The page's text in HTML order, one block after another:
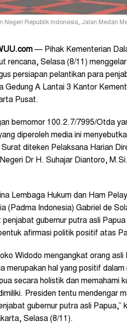
Negeri Republik Indonesia, Jalan Medan
— Pihak Kementerian
rencana, Selasa (8/11)
persiapan pelantikan para
Gedung A Lantai 3 Kantor
Pusat.
bernomor 100.2.7/7995/Otda
diperoleh media ini
diteken Pelaksana Harian
Dr H. Suhajar Diantoro,
Lembaga Hukum dan Ham
(Padma Indonesia) Gabriel de
gubernur putra asli
afirmasi politik positif atas
Widodo mengangkat orang
merupakan hal yang positif
secara holistik dan memahami
Presiden tentu mendengar
gubernur putra asli
Selasa (8/11).